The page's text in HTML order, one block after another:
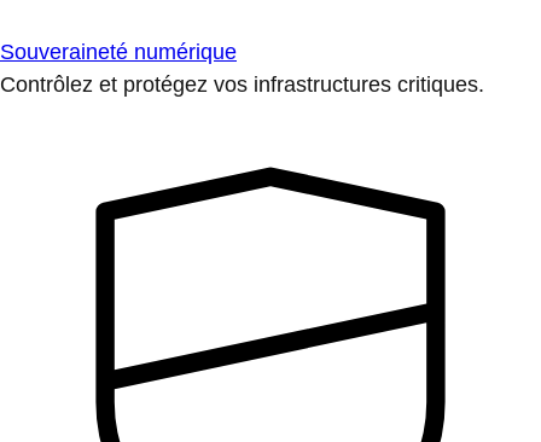
Souveraineté numérique
Contrôlez et protégez vos infrastructures critiques.